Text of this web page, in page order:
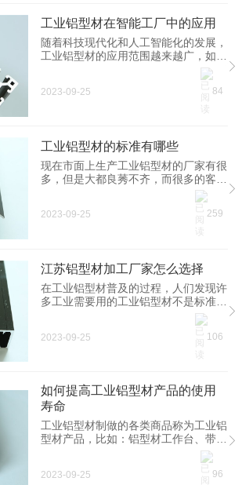
高梯因为需要承受很大的重量，所以一
般选用4040规格以上的型材来定制。
如果跨度比较大的话，就要选用8080
3500公斤以上。 2、踏台楼梯的倾斜
角度 登高梯的倾斜角度可
工业铝型材在智能工厂中的应用
随着科技现代化和人工智能化的发展，
工业铝型材的应用范围越来越广，如汽
车制造业、轨道交通业、航空航天业、
电子电器和机器人行业等等，几乎渗透
到了所有的行业当中去了，今天就来讲
是不停地重复同一动作，人的胳膊坚持
一会就要休息，否则就会影响进度，但
是机器人可以长时间的工作，而且比双
手的速度更快，出现不良品的机率更
低，只要将程序设置好，可长时间工
作，所以机器人更适合比较细致繁锁重
2023-09-25 84
工业铝型材的标准有哪些
现在市面上生产工业铝型材的厂家有很
多，但是大都良莠不齐，而很多的客户
本身并不具备辨别工业铝型材质量好坏
的能力，因此工业铝型材的标准就成了
问题。每个行业有每个行业的标准，每
标签，流入市场。下面我们就一起来了
解相关的内容。 国家标准，硬度标
准，长度标准，切割标准，生产标准，
这几个就是工业铝型材的生产标准，生
产企业一定要严格执行。 国家标准：
GB/T6892-2006;但由于这
2023-09-25 259
江苏铝型材加工厂家怎么选择
在工业铝型材普及的过程，人们发现许
多工业需要用的工业铝型材不是标准
件，很多都是要根据实际的使用需求进
行加工定制的，但是现在市面上号称能
进行铝型材加工的厂家有很多，人们该
加工厂家是有自己一定规模大小的加工
厂房，加工设备、生产人员、可以自己
生产加工铝型材的哦!那种小猫两三只
从别人那里拿货过来卖的铝型材贸易商
就不需要考虑了。原因是自己没有加工
车间。技术对比前者不成熟，且型材库
存规格也不丰富、人员不齐售后无保证
2023-09-25 106
如何提高工业铝型材产品的使用
寿命
工业铝型材制做的各类商品称为工业铝
型材产品，比如：铝型材工作台、带式
输送机、工业防护围栏、洁净厂房隔
断、机器设备防护罩、铝型材流利架、
铝型材置物架等等这些都归属于工业铝
2023-09-25 96